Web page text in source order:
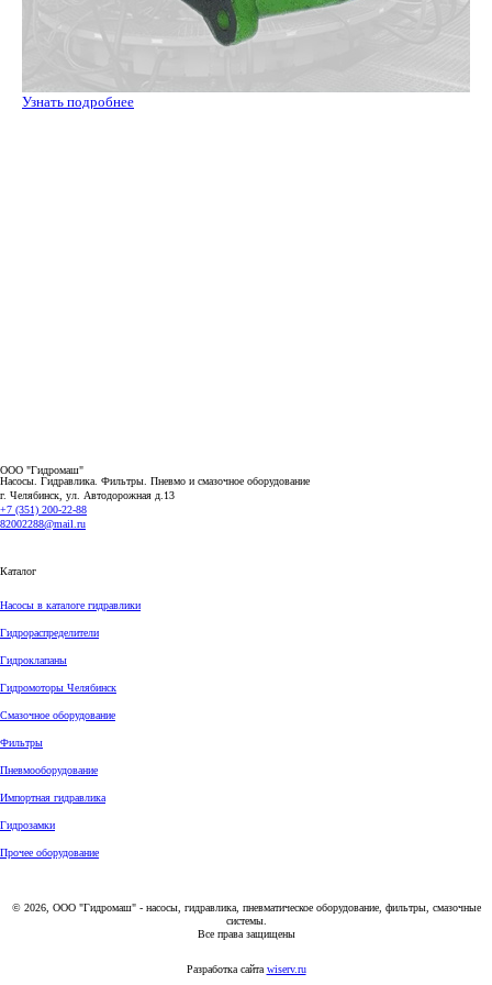
Узнать подробнее
ООО "Гидромаш"
Насосы. Гидравлика. Фильтры. Пневмо и смазочное оборудование
г. Челябинск, ул. Автодорожная д.13
+7 (351) 200-22-88
82002288@mail.ru
Каталог
Насосы в каталоге гидравлики
Гидрораспределители
Гидроклапаны
Гидромоторы Челябинск
Смазочное оборудование
Фильтры
Пневмооборудование
Импортная гидравлика
Гидрозамки
Прочее оборудование
© 2026, ООО "Гидромаш" - насосы, гидравлика, пневматическое оборудование, фильтры, смазочные
системы.
Все права защищены
Разработка сайта wiserv.ru